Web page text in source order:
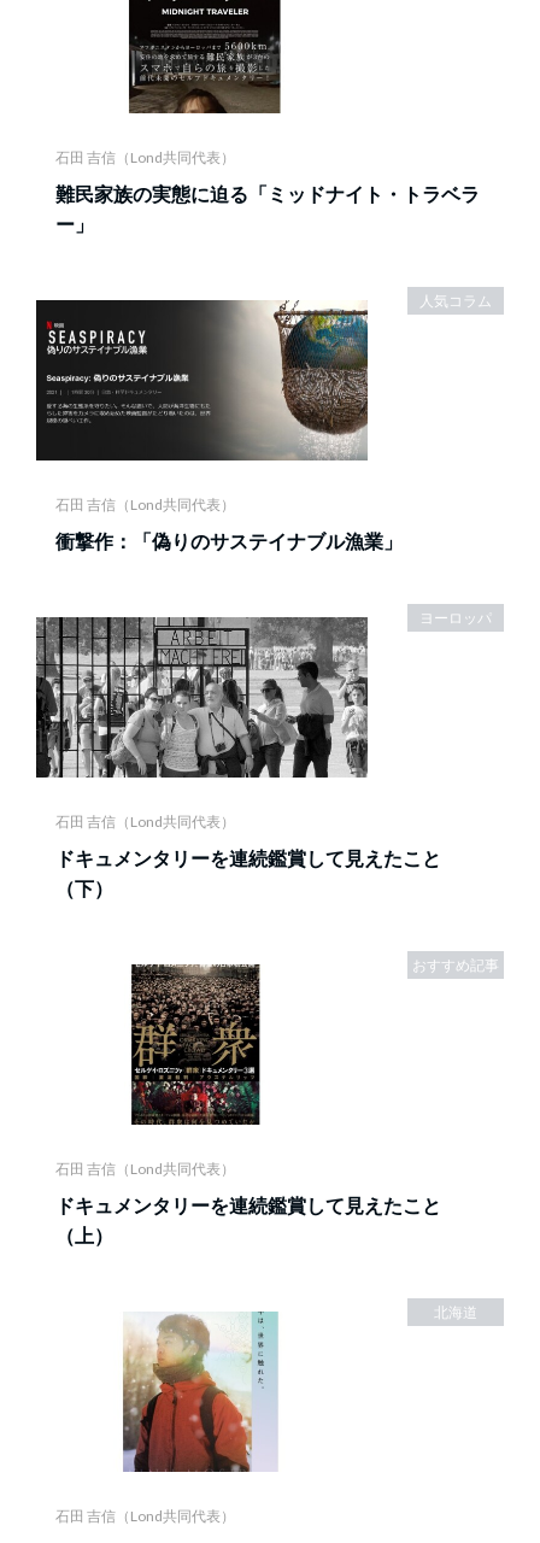
石田 吉信（Lond共同代表）
難民家族の実態に迫る「ミッドナイト・トラベラ
ー」
人気コラム
石田 吉信（Lond共同代表）
衝撃作：「偽りのサステイナブル漁業」
ヨーロッパ
石田 吉信（Lond共同代表）
ドキュメンタリーを連続鑑賞して見えたこと
（下）
おすすめ記事
石田 吉信（Lond共同代表）
ドキュメンタリーを連続鑑賞して見えたこと
（上）
北海道
石田 吉信（Lond共同代表）